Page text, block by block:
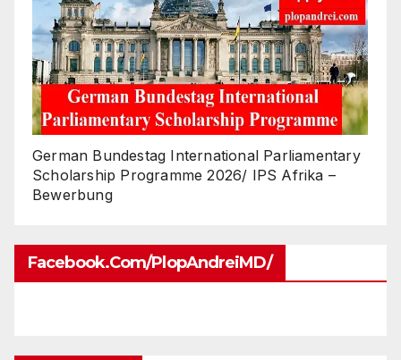
German Bundestag International Parliamentary
Scholarship Programme 2026/ IPS Afrika –
Bewerbung
Facebook.com/PlopAndreiMD/